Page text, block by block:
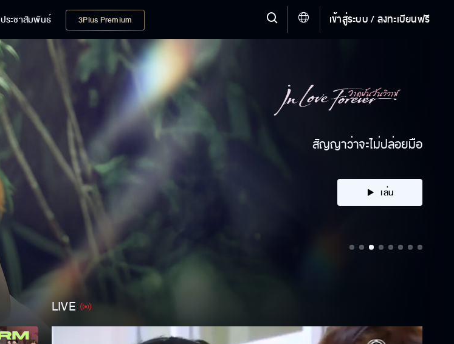
ประชาสัมพันธ์ 3Plus Premium เข้าสู่ระบบ / ลงทะเบียนฟรี
สัญญาว่าจะไม่ปล่อยมือ
เล่น
LIVE